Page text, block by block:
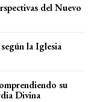
del Nuevo
la Iglesia
su
Divina